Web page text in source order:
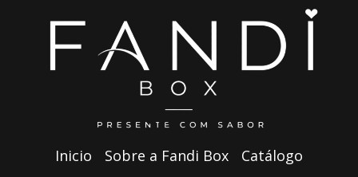
Inicio Sobre a Fandi Box
Catálogo